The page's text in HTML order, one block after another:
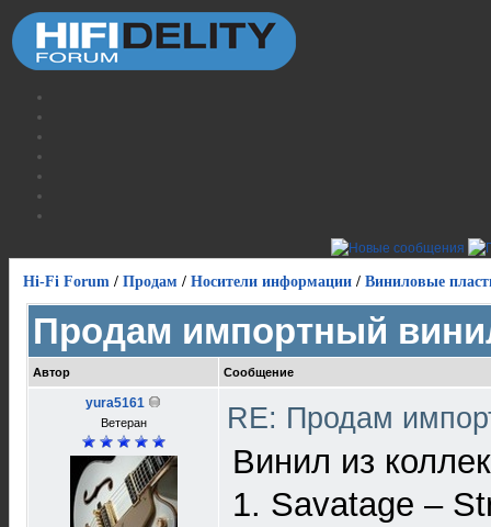
Hi-Fi Forum / Продам / Носители информации / Виниловые
Продам импортный
Автор Сообщение
yura5161
Ветеран RE: Продам
Винил из
1. Savatage –